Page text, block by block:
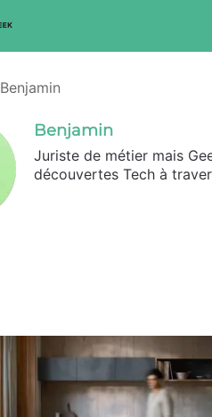
Benjamin
Benjamin
Juriste de métier mais
découvertes Tech à